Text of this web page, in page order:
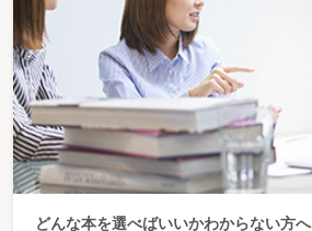
どんな本を選べばいいかわからない方へ